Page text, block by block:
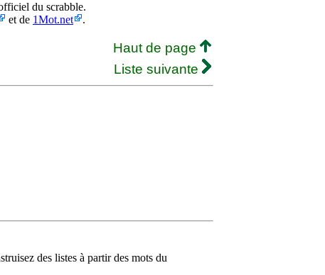
du scrabble.
et de 1Mot.net .
Haut de page
Liste suivante
des listes à partir des mots du